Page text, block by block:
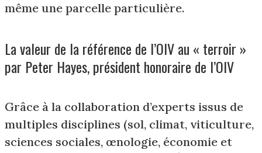
même une parcelle particulière.
La valeur de la référence de l’OIV au « terroir »
par Peter Hayes, président honoraire de l’OIV
Grâce à la collaboration d’experts issus de
multiples disciplines (sol, climat, viticulture,
sciences sociales, œnologie, économie et